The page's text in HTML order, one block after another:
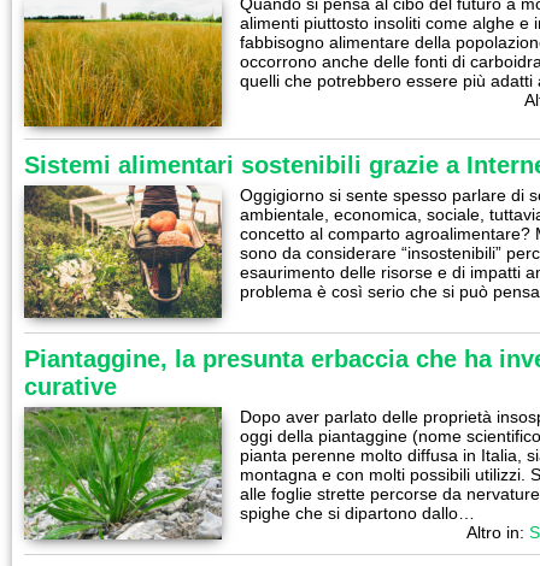
alimenti piuttosto insoliti come alghe e
fabbisogno alimentare della
occorrono anche delle fonti di
quelli che potrebbero essere più
Sistemi alimentari sostenibili grazie a
Oggigiorno si sente spesso parlare di
ambientale, economica, sociale,
concetto al comparto agroalimentare?
sono da considerare “insostenibili”
esaurimento delle risorse e di impatti
problema è così serio che si può
Piantaggine, la presunta erbaccia che ha
curative
Dopo aver parlato delle proprietà
oggi della piantaggine (nome
pianta perenne molto diffusa in Italia,
montagna e con molti possibili utilizzi.
alle foglie strette percorse da
spighe che si dipartono dallo…
Altro in: